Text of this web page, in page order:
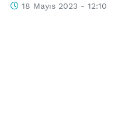
18 Mayıs 2023 - 12:10